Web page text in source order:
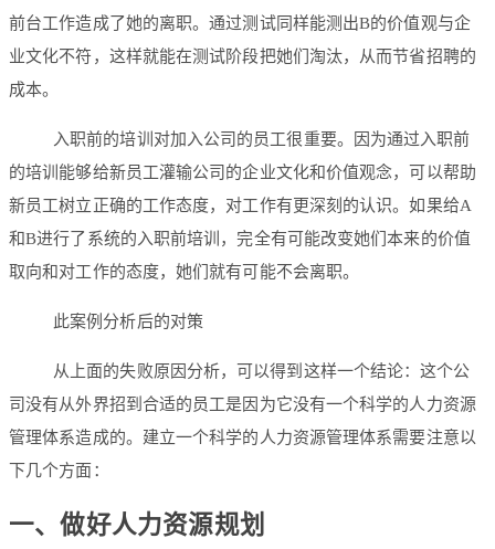
前台工作造成了她的离职。通过测试同样能测出B的价值观与企
业文化不符，这样就能在测试阶段把她们淘汰，从而节省招聘的
成本。
入职前的培训对加入公司的员工很重要。因为通过入职前
的培训能够给新员工灌输公司的企业文化和价值观念，可以帮助
新员工树立正确的工作态度，对工作有更深刻的认识。如果给A
和B进行了系统的入职前培训，完全有可能改变她们本来的价值
取向和对工作的态度，她们就有可能不会离职。
此案例分析后的对策
从上面的失败原因分析，可以得到这样一个结论：这个公
司没有从外界招到合适的员工是因为它没有一个科学的人力资源
管理体系造成的。建立一个科学的人力资源管理体系需要注意以
下几个方面：
一、做好人力资源规划